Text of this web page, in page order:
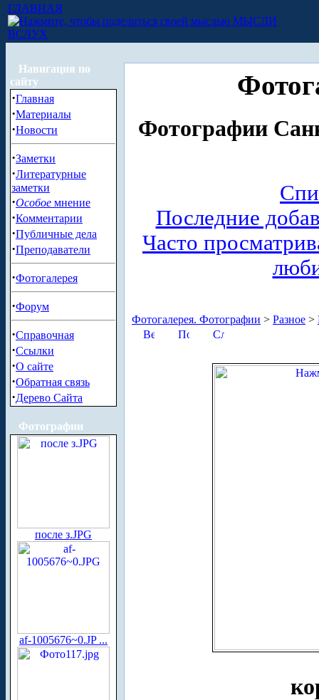
ГЛАВНАЯ
МЫСЛИ
ВСЛУХ
Навигация по
сайту
·Главная
·Материалы
·Новости
·Заметки
·Литературные
заметки
·Особое мнение
·Комментарии
·Публичные дела
·Преподаватели
·Фотогалерея
·Форум
·Справочная
·Ссылки
·О сайте
·Обратная связь
·Дерево Сайта
Фотографии
после з.JPG
af-1005676~0.JP ...
Фотографии
Последние
Часто
Фотогалерея. Фотографии > Разное >